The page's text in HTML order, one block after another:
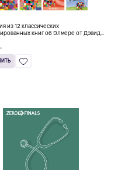
из 12 классических
книг об Элмере от Дэвида